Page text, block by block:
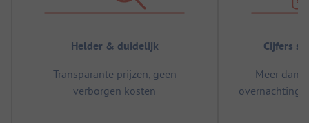
Helder & duidelijk
Transparante prijzen, geen
verborgen kosten
Cijfers
Meer dan